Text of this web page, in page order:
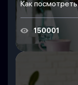
Как
150001